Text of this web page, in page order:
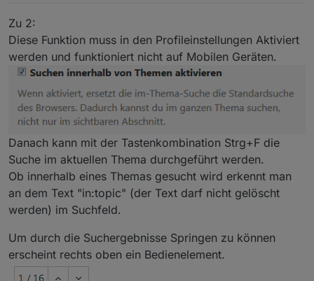
Zu 2:
Diese Funktion muss in den Profileinstellungen Aktiviert
werden und funktioniert nicht auf Mobilen Geräten.
Danach kann mit der Tastenkombination Strg+F die
Suche im aktuellen Thema durchgeführt werden.
Ob innerhalb eines Themas gesucht wird erkennt man
an dem Text "in:topic" (der Text darf nicht gelöscht
werden) im Suchfeld.
Um durch die Suchergebnisse Springen zu können
erscheint rechts oben ein Bedienelement.